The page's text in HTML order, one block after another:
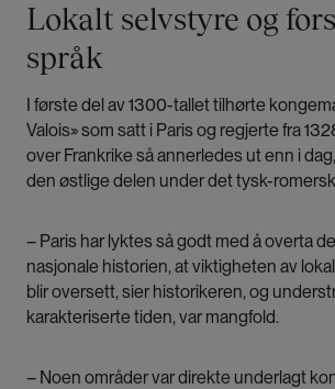
Lokalt selvstyre og
språk
I første del av 1300-tallet tilhørte
Valois» som satt i Paris og regjerte fra
over Frankrike så annerledes ut enn i
den østlige delen under det tysk-
– Paris har lyktes så godt med å overta
nasjonale historien, at viktigheten av
blir oversett, sier historikeren, og
karakteriserte tiden, var mangfold.
– Noen områder var direkte underlagt